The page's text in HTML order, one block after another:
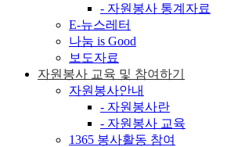
- 자원봉사 통계자료
E-뉴스레터
나눔 is Good
보도자료
자원봉사 교육 및 참여하기
자원봉사안내
- 자원봉사란
- 자원봉사 교육
1365 봉사활동 참여